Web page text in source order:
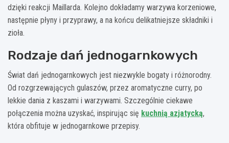
dzięki reakcji Maillarda. Kolejno dokładamy warzywa korzeniowe,
następnie płyny i przyprawy, a na końcu delikatniejsze składniki i
zioła.
Rodzaje dań jednogarnkowych
Świat dań jednogarnkowych jest niezwykle bogaty i różnorodny.
Od rozgrzewających gulaszów, przez aromatyczne curry, po
lekkie dania z kaszami i warzywami. Szczególnie ciekawe
połączenia można uzyskać, inspirując się kuchnią azjatycką,
która obfituje w jednogarnkowe przepisy.